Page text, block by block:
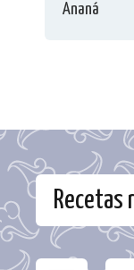
Ananá
Recetas